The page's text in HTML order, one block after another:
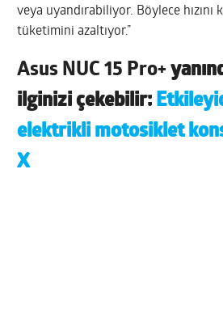
veya uyandırabiliyor. Böylece hızını
tüketimini azaltıyor.”
Asus NUC 15 Pro+
ilginizi çekebilir:
elektrikli motosiklet
X